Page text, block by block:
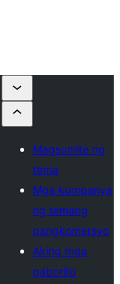
Magsumite ng
tema
Mga kumpanya
ng temang
pangkomersyo
Aking mga
paborito